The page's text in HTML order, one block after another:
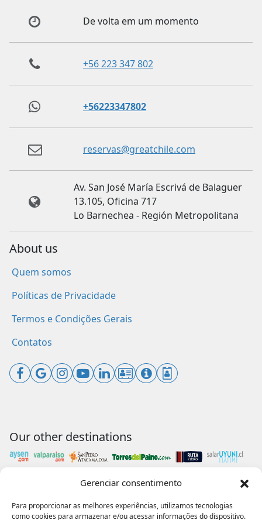
Gerenciar consentimento
Para proporcionar as melhores experiências, utilizamos tecnologias
como cookies para armazenar e/ou acessar informações do dispositivo.
De volta em um momento
+56 223 347 802
+56223347802
reservas@greatchile.com
Av. San José María Escrivá de Balaguer
13.105, Oficina 717
Lo Barnechea - Región Metropolitana
About us
Quem somos
Políticas de Privacidade
Termos e Condições Gerais
Contatos
Our other destinations